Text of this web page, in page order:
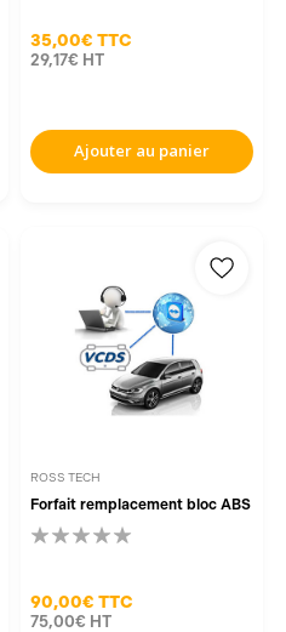
35,00€ TTC
29,17€ HT
Ajouter au panier
ROSS TECH
Forfait remplacement bloc ABS
90,00€ TTC
75,00€ HT